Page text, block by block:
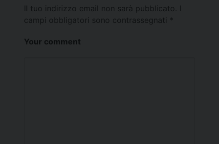
Il tuo indirizzo email non sarà pubblicato.
campi obbligatori sono contrassegnati *
Your comment